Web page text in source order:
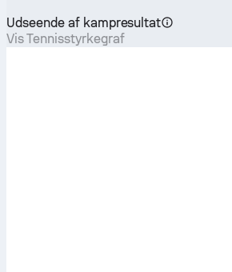
Udseende af kampresultat
Vis Tennisstyrkegraf